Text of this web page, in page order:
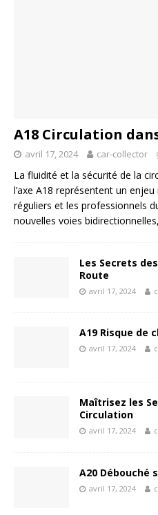
A18 Circulation
avril 17, 2024 car-collector
La fluidité et la sécurité de la
l’axe A18 représentent un
réguliers et les professionnels
nouvelles voies
Les Secrets
Route
avril 17, 2024
A19 Risque de
avril 17, 2024
Maîtrisez les
Circulation
avril 17, 2024
A20 Débouché
avril 17, 2024